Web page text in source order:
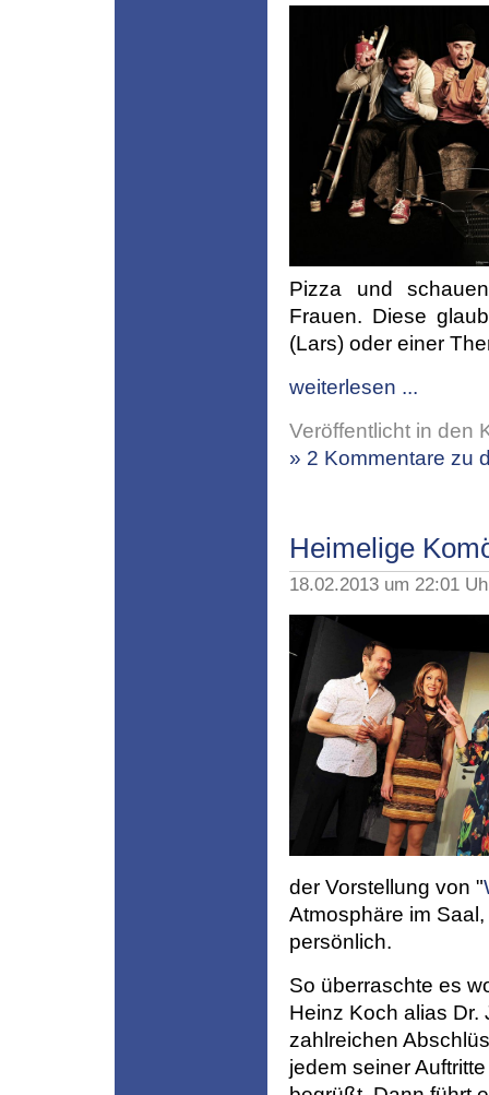
Pizza und
Frauen. Diese
(Lars) oder einer
weiterlesen ...
Veröffentlicht in den
» 2 Kommentare zu
Heimelige
18.02.2013 um 22:01
der Vorstellung von "
Atmosphäre im
persönlich.
So überraschte es
Heinz Koch alias
zahlreichen
jedem seiner